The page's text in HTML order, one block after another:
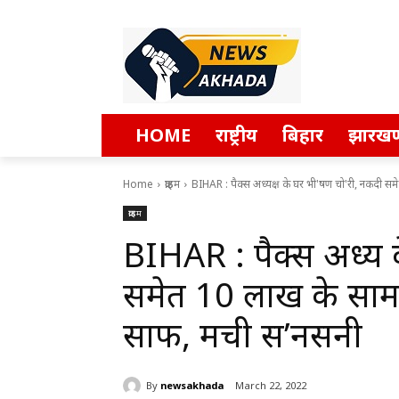
HOME राष्ट्रीय बिहार
Home क्राइम BIHAR : पैक्स अध्यक्ष के घर भी'षण चो'री, नकदी
क्राइम
BIHAR : पैक्स
समेत 10 लाख के
साफ, मची स’नसनी
By newsakhada March 22, 2022